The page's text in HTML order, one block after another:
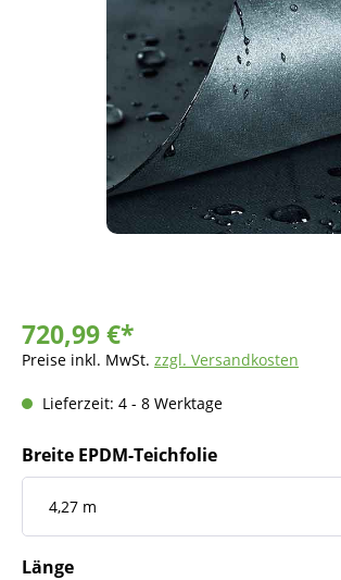
720,99 €*
Preise inkl. MwSt. zzgl. Versandkosten
Lieferzeit: 4 - 8 Werktage
Breite EPDM-Teichfolie
Länge